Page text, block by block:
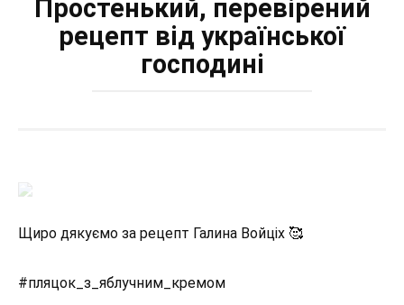
Простенький, перевірений
рецепт від української
господині
Щиро дякуємо за рецепт Галина Войціх 🥰
#пляцок_з_яблучним_кремом